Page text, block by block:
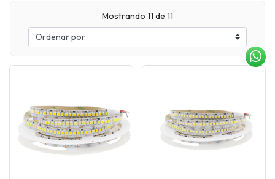
Mostrando 11 de 11